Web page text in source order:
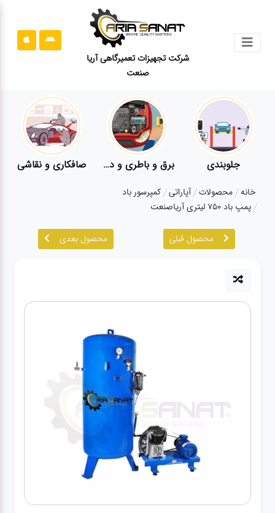
شرکت تجهیزات تعمیرگاهی آریا
صنعت
قوانین
سایت
ارتباط
درباره
ما
آپاراتی
دیاگ
صافکاری و نقاشی کارواش
خانه محصولات آپاراتی کمپرسور باد
پمپ باد ۷۵۰ لیتری آریاصنعت
محصول قبلی محصول بعدی